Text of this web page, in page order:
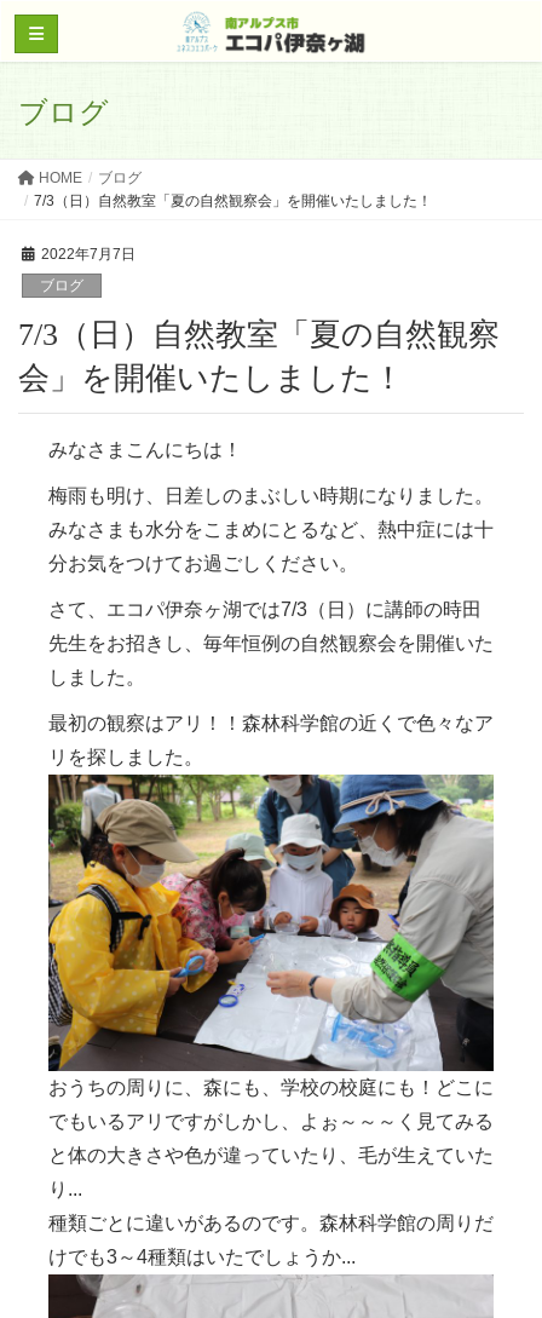
ブログ
HOME
ブログ
7/3（日）自然教室「夏の自然観察会」を開催いたしました！
2022年7月7日
ブログ
7/3（日）自然教室「夏の自然観察
会」を開催いたしました！
みなさまこんにちは！
梅雨も明け、日差しのまぶしい時期になりました。
みなさまも水分をこまめにとるなど、熱中症には十
分お気をつけてお過ごしください。
さて、エコパ伊奈ヶ湖では7/3（日）に講師の時田
先生をお招きし、毎年恒例の自然観察会を開催いた
しました。
最初の観察はアリ！！森林科学館の近くで色々なア
リを探しました。
おうちの周りに、森にも、学校の校庭にも！どこに
でもいるアリですがしかし、よぉ～～～く見てみる
と体の大きさや色が違っていたり、毛が生えていた
り...
種類ごとに違いがあるのです。森林科学館の周りだ
けでも3～4種類はいたでしょうか...